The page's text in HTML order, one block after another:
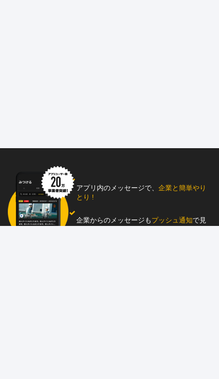
アプリ内のメッセージで、 企業と簡単やり
とり !
企業からのメッセージもプッシュ通知で見